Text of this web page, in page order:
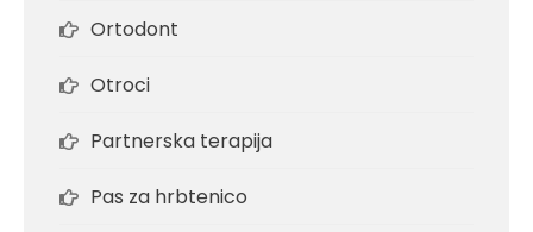
Ortodont
Otroci
Partnerska terapija
Pas za hrbtenico